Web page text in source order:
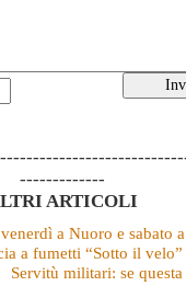
-------------
ARTICOLI
a Nuoro e sabato
a fumetti “Sotto il velo”
Servitù militari: se